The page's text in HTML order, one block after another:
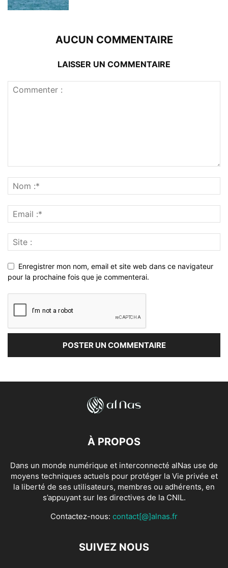
AUCUN COMMENTAIRE
LAISSER UN COMMENTAIRE
Enregistrer mon nom, email et site web dans ce navigateur
pour la prochaine fois que je commenterai.
À PROPOS
Dans un monde numérique et interconnecté alNas use de
moyens techniques actuels pour protéger la Vie privée et
la liberté de ses utilisateurs, membres ou adhérents, en
s’appuyant sur les directives de la CNIL.
Contactez-nous: contact[@]alnas.fr
SUIVEZ NOUS